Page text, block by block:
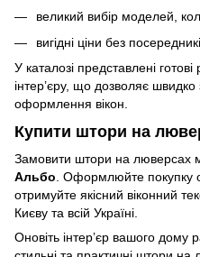
великий вибір моделей,
вигідні ціни без
У каталозі представлені
інтер’єру, що дозволяє
оформлення вікон.
Купити штори на
Замовити штори на люверсах
Альбо . Оформлюйте покупку
отримуйте якісний віконний
Києву та всій Україні.
Оновіть інтер’єр вашого дому